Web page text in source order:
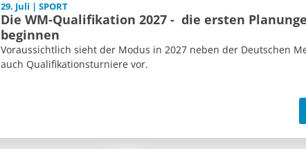
29. Juli | SPORT
Die WM-Qualifikation 2027 - die ersten
beginnen
Voraussichtlich sieht der Modus in 2027 neben der Deutschen
auch Qualifikationsturniere vor.